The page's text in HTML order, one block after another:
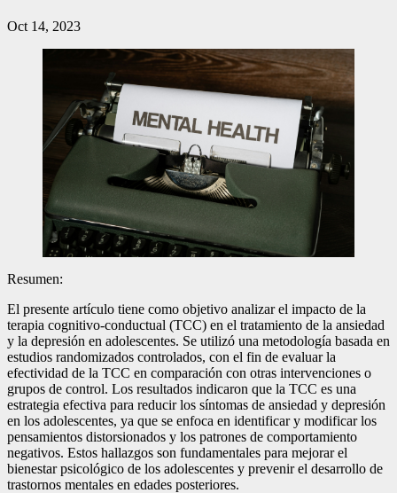
Oct 14, 2023
Resumen:
El presente artículo tiene como objetivo analizar el impacto de la
terapia cognitivo-conductual (TCC) en el tratamiento de la ansiedad
y la depresión en adolescentes. Se utilizó una metodología basada en
estudios randomizados controlados, con el fin de evaluar la
efectividad de la TCC en comparación con otras intervenciones o
grupos de control. Los resultados indicaron que la TCC es una
estrategia efectiva para reducir los síntomas de ansiedad y depresión
en los adolescentes, ya que se enfoca en identificar y modificar los
pensamientos distorsionados y los patrones de comportamiento
negativos. Estos hallazgos son fundamentales para mejorar el
bienestar psicológico de los adolescentes y prevenir el desarrollo de
trastornos mentales en edades posteriores.